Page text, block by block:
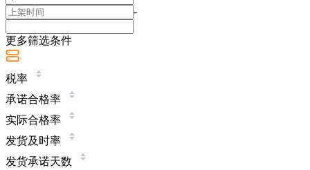
-
更多筛选条件
税率
承诺合格率
实际合格率
发货及时率
发货承诺天数